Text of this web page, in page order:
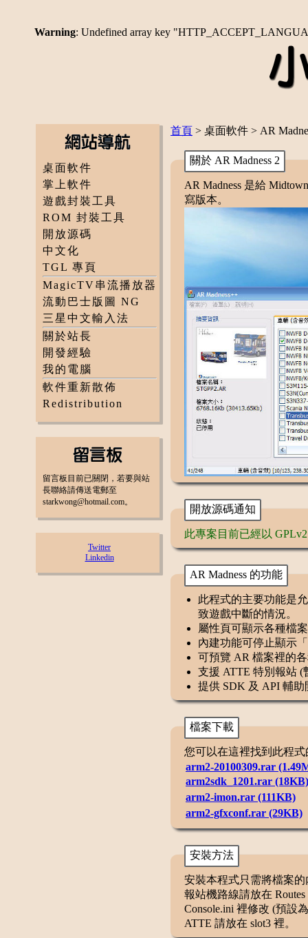
Warning: Undefined array key
桌面軟件
掌上軟件
遊戲封裝工具
ROM 封裝工具
開放源碼
中文化
TGL 專頁
MagicTV串流播放器
流動巴士版圖 NG
三星中文輸入法
關於站長
開發經驗
我的電腦
軟件重新散佈
Redistribution
留言板目前已關閉，若要與站
長聯絡請傳送電郵至
starkwong@hotmail.com。
Twitter
Linkedin
首頁 > 桌面軟件 > AR
關於 AR Madness 2
AR Madness 是給
寫版本。
開放源碼通知
此專案目前已經以
AR Madness 的功能
此程式的主要功能是
致遊戲中斷的情況。
屬性頁可顯示各種檔
內建功能可停止顯示
可預覽 AR 檔案裡的
支援 ATTE 特別報站 (
提供 SDK 及 API 輔助
檔案下載
您可以在這裡找到此程
arm2-20100309.rar
arm2sdk_1201.rar (18KB)
arm2-imon.rar (111KB)
arm2-gfxconf.rar (29KB)
安裝方法
安裝本程式只需將檔案
報站機路線請放在
Console.ini 裡修改 (預設
ATTE 請放在 slot3 裡。